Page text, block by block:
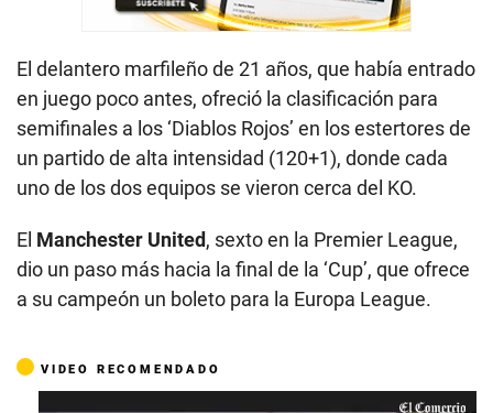
El delantero marfileño de 21 años, que había entrado
en juego poco antes, ofreció la clasificación para
semifinales a los ‘Diablos Rojos’ en los estertores de
un partido de alta intensidad (120+1), donde cada
uno de los dos equipos se vieron cerca del KO.
El Manchester United, sexto en la Premier League,
dio un paso más hacia la final de la ‘Cup’, que ofrece
a su campeón un boleto para la Europa League.
VIDEO RECOMENDADO